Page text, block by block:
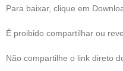
Para baixar, clique em
É proibido compartilhar ou
Não compartilhe o link direto